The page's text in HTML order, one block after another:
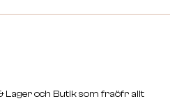
Lager och Butik som fraöfr allt